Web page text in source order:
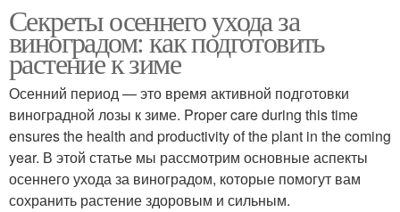
Секреты осеннего ухода за
виноградом: как подготовить
растение к зиме
Осенний период — это время активной подготовки
виноградной лозы к зиме. Proper care during this time
ensures the health and productivity of the plant in the coming
year. В этой статье мы рассмотрим основные аспекты
осеннего ухода за виноградом, которые помогут вам
сохранить растение здоровым и сильным.